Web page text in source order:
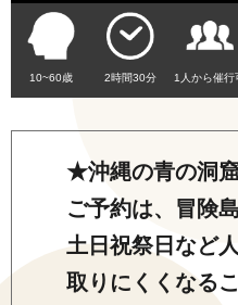
10~60歳 2時間30分 1人から催行
★沖縄の青の洞
ご予約は、冒険
土日祝祭日など
取りにくくなる